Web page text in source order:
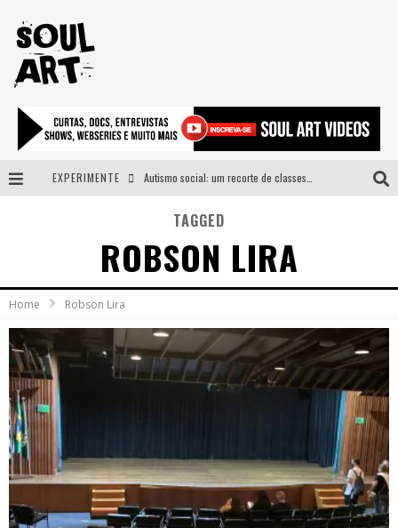
EXPERIMENTE
A subida da rampa é diferente!
Faça o bem! Mas, sem olhar a quem!?
Novo single de Arnaldo Tifu, “De Testa” explora brasilidade em sons, cores e símbolos
TAGGED
ROBSON LIRA
Home Robson Lira